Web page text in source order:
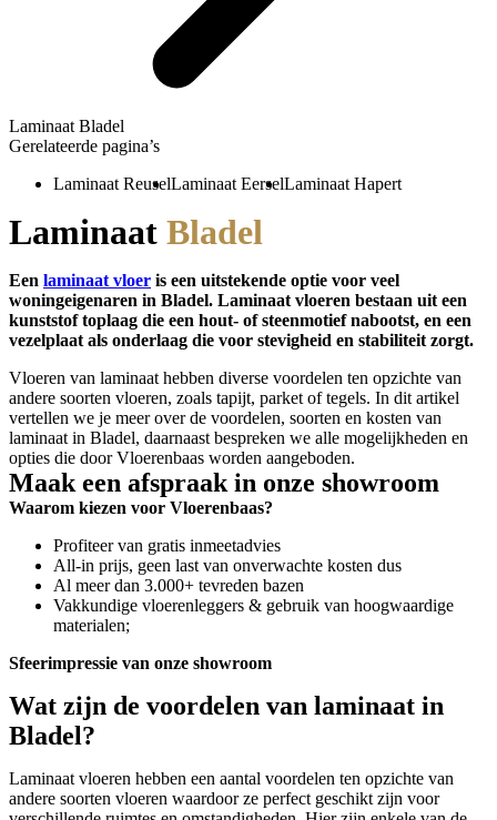
Laminaat Bladel
Gerelateerde pagina’s
Laminaat ReuselLaminaat EerselLaminaat Hapert
Laminaat Bladel
Een laminaat vloer is een uitstekende optie voor veel
woningeigenaren in Bladel. Laminaat vloeren bestaan uit een
kunststof toplaag die een hout- of steenmotief nabootst, en een
vezelplaat als onderlaag die voor stevigheid en stabiliteit zorgt.
Vloeren van laminaat hebben diverse voordelen ten opzichte van
andere soorten vloeren, zoals tapijt, parket of tegels. In dit artikel
vertellen we je meer over de voordelen, soorten en kosten van
laminaat in Bladel, daarnaast bespreken we alle mogelijkheden en
opties die door Vloerenbaas worden aangeboden.
Maak een afspraak in onze showroom
Waarom kiezen voor Vloerenbaas?
Profiteer van gratis inmeetadvies
All-in prijs, geen last van onverwachte kosten dus
Al meer dan 3.000+ tevreden bazen
Vakkundige vloerenleggers & gebruik van hoogwaardige
materialen;
Sfeerimpressie van onze showroom
Wat zijn de voordelen van laminaat in
Bladel?
Laminaat vloeren hebben een aantal voordelen ten opzichte van
andere soorten vloeren waardoor ze perfect geschikt zijn voor